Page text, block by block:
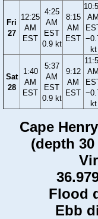
Fri
27
12:25
AM
EST
4:25
AM
EST
0.9 kt
8:15
AM
EST
AM
kt
Sat
28
1:40
AM
EST
5:37
AM
EST
0.9 kt
9:12
AM
EST
AM
kt
Cape
(depth 30
Flood
Ebb